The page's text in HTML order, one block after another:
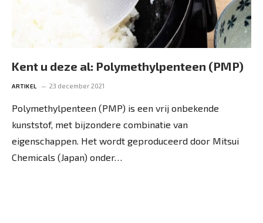
Kent u deze al: Polymethylpenteen (PMP)
ARTIKEL 23 december 2021
Polymethylpenteen (PMP) is een vrij onbekende
kunststof, met bijzondere combinatie van
eigenschappen. Het wordt geproduceerd door Mitsui
Chemicals (Japan) onder…